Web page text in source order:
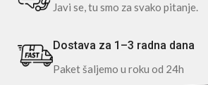
Javi se, tu smo za svako pitanje.
Dostava za 1–3 radna dana
Paket šaljemo u roku od 24h